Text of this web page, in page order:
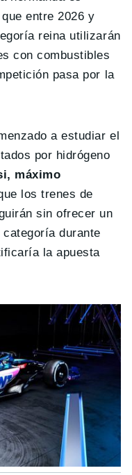
entre 2026 y
reina utilizarán
con combustibles
pasa por la
a estudiar el
por hidrógeno
máximo
los trenes de
sin ofrecer un
durante
la apuesta